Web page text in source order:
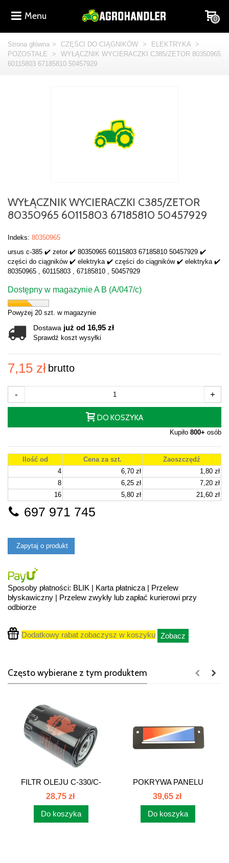
Menu 0
Strona główna > CZĘŚCI DO CIĄGNIKÓW > ELEKTRYKA >
POZOSTAŁE
>
WYŁĄCZNIK WYCIERACZKI C385/ZETOR 80350965
60115803 67185810 50457929
WYŁĄCZNIK WYCIERACZKI C385/ZETOR
80350965 60115803 67185810 50457929
Indeks: 80350965
ursus c-385 ✔️ zetor ✔️ 80350965 60115803 67185810 50457929 ✔️
części do ciągników ✔️ elektryka ✔️ części do ciągników ✔️ elektryka ✔️
80350965 , 60115803 , 67185810 , 50457929
Dostępny w magazynie A B (A/047/c)
Powyżej 20 szt. w magazynie
Dostawa już od 16,95 zł
Sprawdź koszt wysyłki
7,15 zł brutto
- +
DO KOSZYKA
Kupiło 800+ osób
Ilość od Cena za szt.
Zaoszczędź
4
6,70 zł
1,80 zł
8
6,25 zł
7,20 zł
16
5,80 zł 21,60 zł
697 971 745
Zapytaj o produkt
Sposoby płatności: BLIK | Karta płatnicza | Przelew
błyskawiczny | Przelew zwykły lub zapłać kurierowi przy
odbiorze
Dodatkowy rabat zobaczysz w koszyku Zobacz
Często wybierane z tym produktem
FILTR OLEJU C-330/C-
360 URSUS...
28,75 zł
Do koszyka
POKRYWA PANELU
STERUJĄCEGO...
39,65 zł
Do koszyka